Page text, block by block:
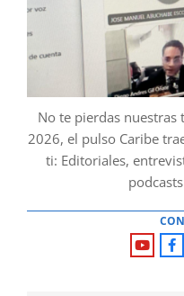
No te pierdas nuestras
2026, el pulso Caribe
ti: Editoriales,